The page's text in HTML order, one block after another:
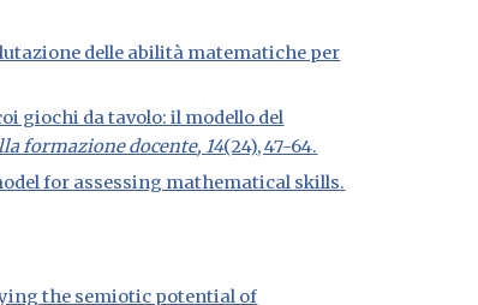
delle abilità matematiche per
giochi da tavolo: il modello del
formazione docente, 14(24), 47-64.
for assessing mathematical skills.
the semiotic potential of